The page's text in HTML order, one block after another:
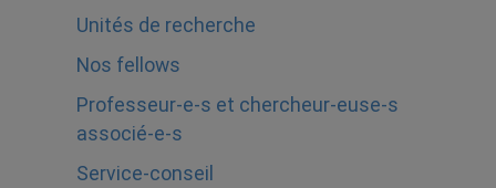
Unités de recherche
Nos fellows
Professeur-e-s et chercheur-euse-s
associé-e-s
Service-conseil